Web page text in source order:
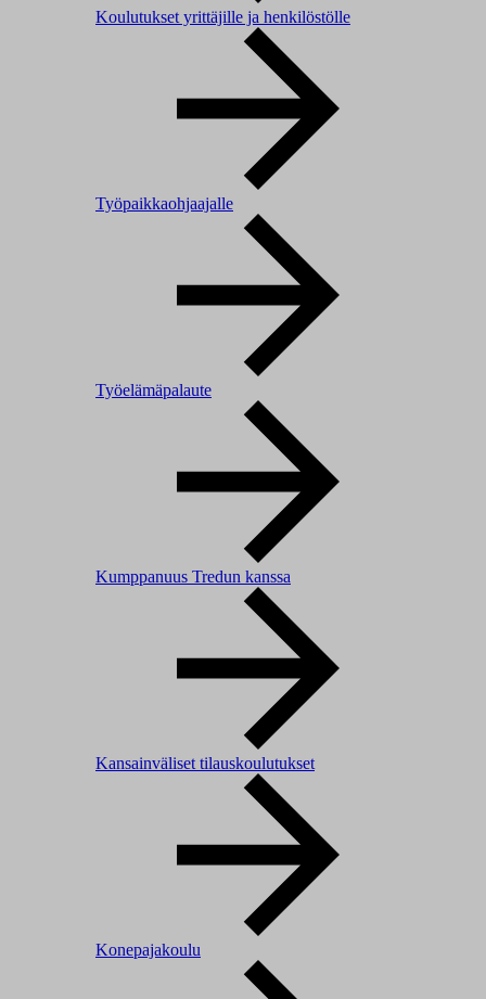
Koulutukset yrittäjille ja henkilöstölle
Työpaikkaohjaajalle
Työelämäpalaute
Kumppanuus Tredun kanssa
Kansainväliset tilauskoulutukset
Konepajakoulu